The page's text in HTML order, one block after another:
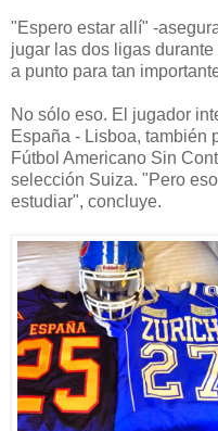
"Espero estar allí" -
jugar las dos ligas
a punto para tan
No sólo eso. El jugador
España - Lisboa, también
Fútbol Americano Sin
selección Suiza. "Pero
estudiar", concluye.